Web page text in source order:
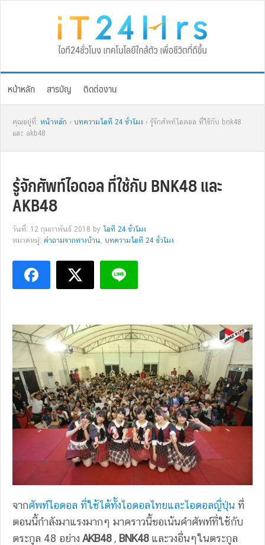
หน้าหลัก สารบัญ ติดต่องาน
คุณอยู่ที่: หน้าหลัก › บทความไอที 24 ชั่วโมง › รู้จักศัพท์ไอดอล ที่ใช้กับ bnk48
และ akb48
รู้จักศัพท์ไอดอล ที่ใช้กับ BNK48 และ
AKB48
วันที่: 12 กุมภาพันธ์ 2018 by ไอที 24 ชั่วโมง
หมวดหมู่: คำถามจากทางบ้าน, บทความไอที 24 ชั่วโมง
จากศัพท์ไอดอล ที่ใช้ได้ทั้งไอดอลไทยและไอดอลญี่ปุ่น ที่
ตอนนี้กำลังมาแรงมากๆ มาคราวนี้ขอเน้นคำศัพท์ที่ใช้กับ
ตระกูล 48 อย่างAKB48, BNK48และวงอื่นๆในตระกูล